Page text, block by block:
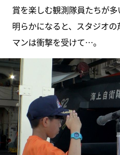
賞を楽しむ観測隊員たちが
明らかになると、スタジオ
マンは衝撃を受けて…。